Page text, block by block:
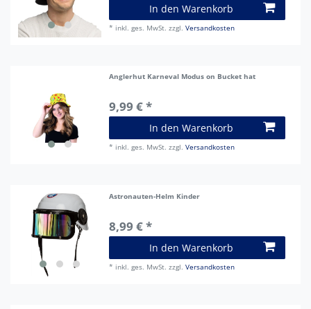
In den Warenkorb
* inkl. ges. MwSt. zzgl.Versandkosten
Anglerhut Karneval Modus on Bucket hat
9,99 € *
In den Warenkorb
* inkl. ges. MwSt. zzgl.Versandkosten
Astronauten-Helm Kinder
8,99 € *
In den Warenkorb
* inkl. ges. MwSt. zzgl.Versandkosten